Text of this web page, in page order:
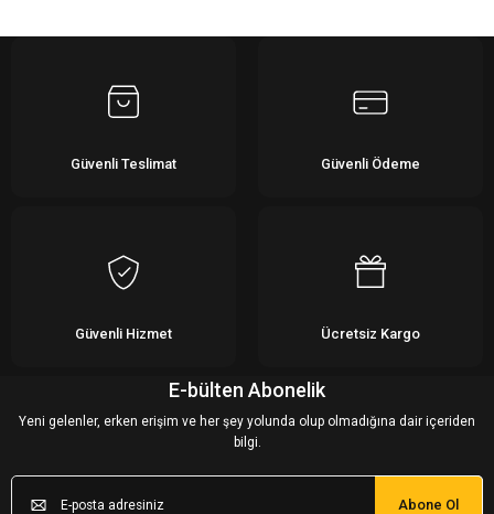
Güvenli Teslimat Güvenli Ödeme
Güvenli Hizmet Ücretsiz Kargo
E-bülten Abonelik
Yeni gelenler, erken erişim ve her şey yolunda olup olmadığına dair içeriden
bilgi.
Abone Ol